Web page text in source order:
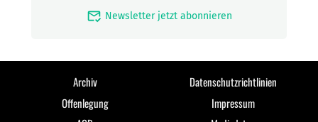
mark_email_read Newsletter jetzt abonnieren
Archiv
Datenschutzrichtlinien
Offenlegung
Impressum